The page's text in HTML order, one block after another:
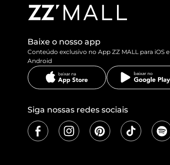
Baixe o nosso app
Conteúdo exclusivo no App ZZ MALL para iOS e
Android
Siga nossas redes sociais